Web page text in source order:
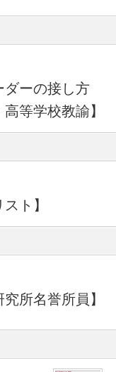
ダーの接し方
等学校教諭】
ト】
所名誉所員】